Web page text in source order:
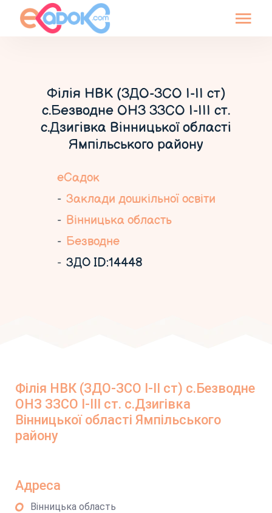
Філія НВК (ЗДО-ЗСО І-ІІ ст)
с.Безводне ОНЗ ЗЗСО І-ІІІ ст.
с.Дзигівка Вінницької області
Ямпільського району
еСадок
Заклади дошкільної освіти
Вінницька область
Безводне
ЗДО ID:14448
Філія НВК (ЗДО-ЗСО І-ІІ ст) с.Безводне
ОНЗ ЗЗСО І-ІІІ ст. с.Дзигівка
Вінницької області Ямпільського
району
Адреса
Вінницька область